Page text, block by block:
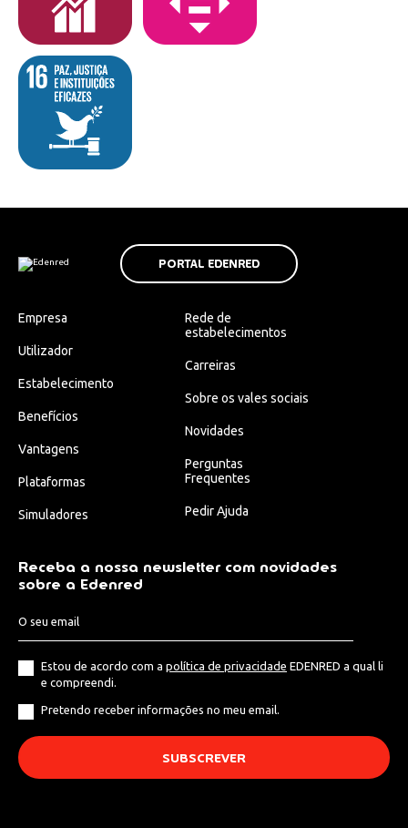
PORTAL EDENRED
Empresa
Utilizador
Estabelecimento
Benefícios
Vantagens
Plataformas
Simuladores
Rede de
estabelecimentos
Carreiras
Sobre os vales sociais
Novidades
Perguntas
Frequentes
Pedir Ajuda
Receba a nossa newsletter com novidades
sobre a Edenred
Estou de acordo com a política de privacidade EDENRED a qual li
e compreendi.
Pretendo receber informações no meu email.